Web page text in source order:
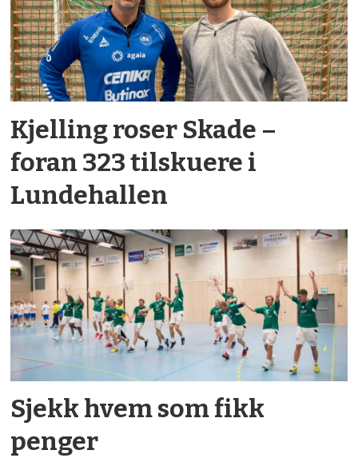
Kjelling roser Skade –
foran 323 tilskuere i
Lundehallen
Sjekk hvem som fikk
penger